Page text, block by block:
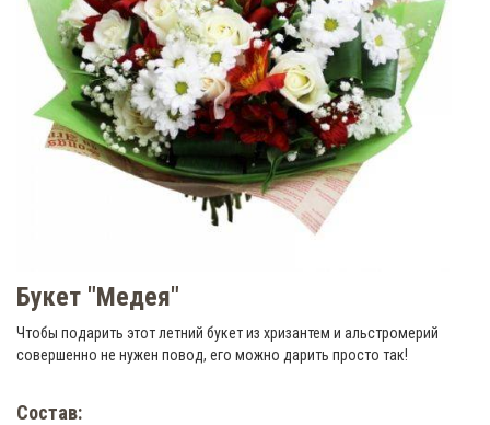
Букет "Медея"
Чтобы подарить этот летний букет из хризантем и альстромерий
совершенно не нужен повод, его можно дарить просто так!
Состав: